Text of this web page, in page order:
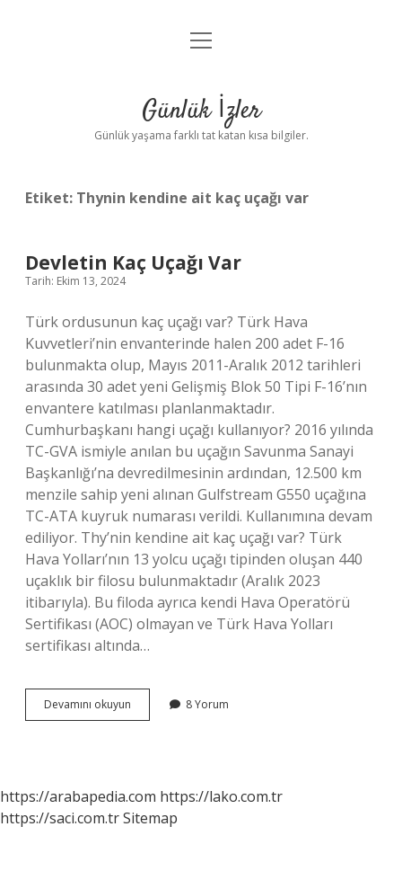
Anasayfa
Yasal Uyarı
menüyü
Günlük İzler
Günlük yaşama farklı tat katan kısa bilgiler.
Etiket: Thynin kendine ait kaç uçağı var
Devletin Kaç Uçağı Var
Tarih: Ekim 13, 2024
Türk ordusunun kaç uçağı var? Türk Hava
Kuvvetleri’nin envanterinde halen 200 adet F-16
bulunmakta olup, Mayıs 2011-Aralık 2012 tarihleri ​​
arasında 30 adet yeni Gelişmiş Blok 50 Tipi F-16’nın
envantere katılması planlanmaktadır.
Cumhurbaşkanı hangi uçağı kullanıyor? 2016 yılında
TC-GVA ismiyle anılan bu uçağın Savunma Sanayi
Başkanlığı’na devredilmesinin ardından, 12.500 km
menzile sahip yeni alınan Gulfstream G550 uçağına
TC-ATA kuyruk numarası verildi. Kullanımına devam
ediliyor. Thy’nin kendine ait kaç uçağı var? Türk
Hava Yolları’nın 13 yolcu uçağı tipinden oluşan 440
uçaklık bir filosu bulunmaktadır (Aralık 2023
itibarıyla). Bu filoda ayrıca kendi Hava Operatörü
Sertifikası (AOC) olmayan ve Türk Hava Yolları
sertifikası altında…
Devamını okuyun Devletin
Kaç
8 Yorum
https://arabapedia.com https://lako.com.tr
https://saci.com.trSitemap